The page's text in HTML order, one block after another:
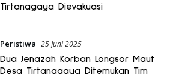
Tirtanagaya Dievakuasi
Peristiwa 25 Juni 2025
Dua Jenazah Korban Longsor Maut
Desa Tirtanagaya Ditemukan Tim